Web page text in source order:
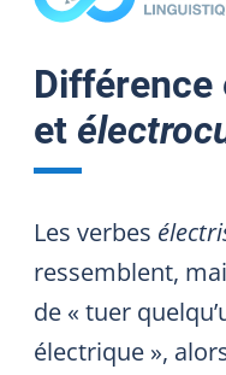
Différence
et
Les verbes
ressemblent,
de « tuer
électrique »,